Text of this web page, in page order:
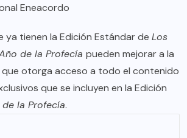
Eneacordo
ya tienen la Edición Estándar de Los
de la Profecía pueden mejorar a la
que otorga acceso a todo el contenido
que se incluyen en la Edición
la Profecía.